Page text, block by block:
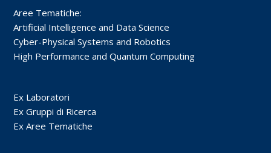
Aree Tematiche:
Artificial Intelligence and Data Science
Cyber-Physical Systems and Robotics
High Performance and Quantum Computing
Ex Laboratori
Ex Gruppi di Ricerca
Ex Aree Tematiche